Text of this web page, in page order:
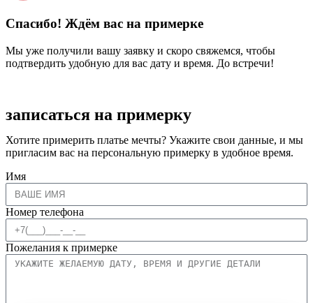
Спасибо! Ждём вас на примерке
Мы уже получили вашу заявку и скоро свяжемся, чтобы
подтвердить удобную для вас дату и время. До встречи!
записаться на примерку
Хотите примерить платье мечты? Укажите свои данные, и мы
пригласим вас на персональную примерку в удобное время.
Имя
Номер телефона
Пожелания к примерке